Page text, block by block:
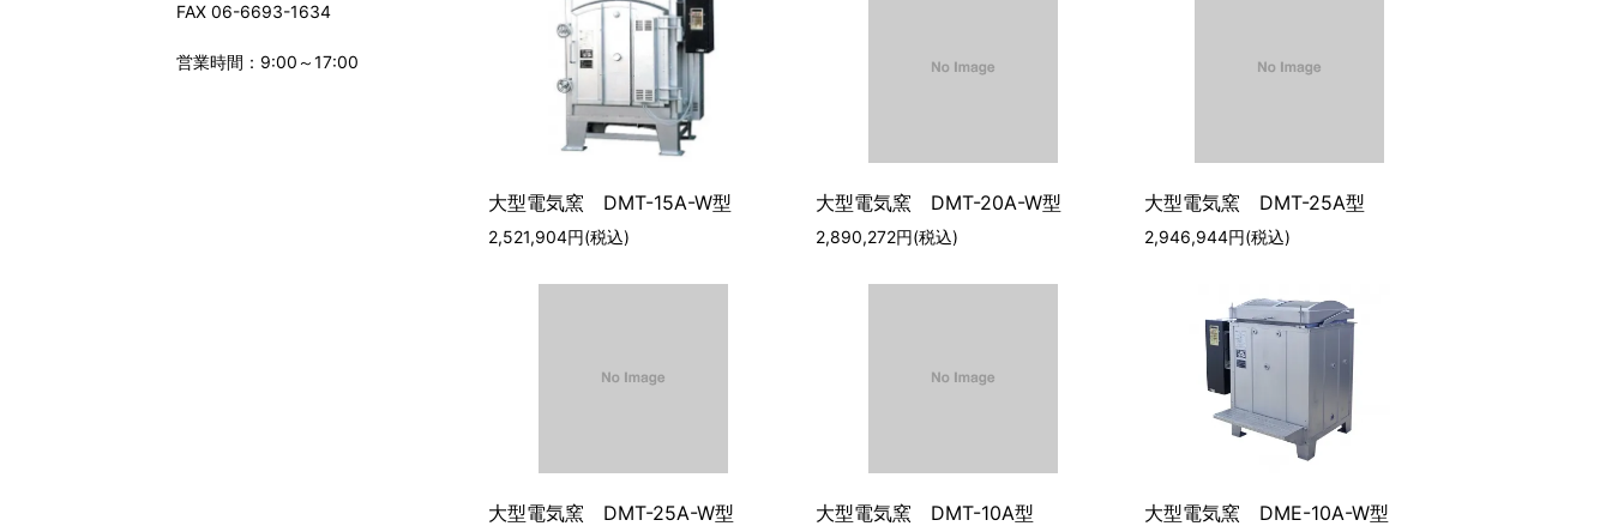
FAX 06-6693-1634
営業時間：9:00～17:00
大型電気窯 DMT-15A-W型
2,521,904円(税込)
大型電気窯 DMT-20A-W型
2,890,272円(税込)
大型電気窯 DMT-25A型
2,946,944円(税込)
大型電気窯 DMT-25A-W型 大型電気窯 DMT-10A型 大型電気窯 DME-10A-W型